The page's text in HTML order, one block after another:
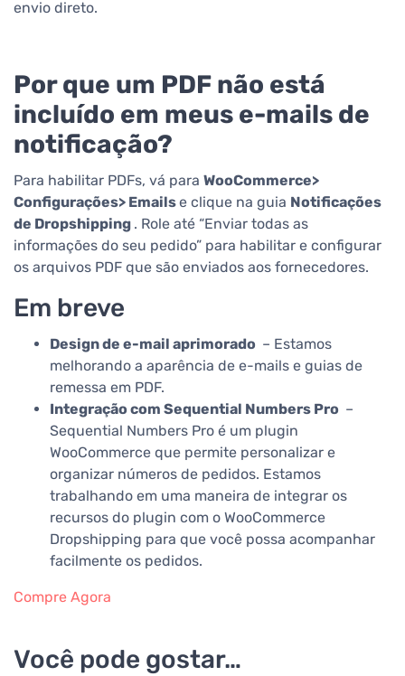
envio direto.
Por que um PDF não está
incluído em meus e-mails de
notificação?
Para habilitar PDFs, vá para WooCommerce>
Configurações> Emailse clique na guia Notificações
de Dropshipping . Role até “Enviar todas as
informações do seu pedido” para habilitar e configurar
os arquivos PDF que são enviados aos fornecedores.
Em breve
Design de e-mail aprimorado – Estamos
melhorando a aparência de e-mails e guias de
remessa em PDF.
Integração com Sequential Numbers Pro –
Sequential Numbers Pro é um plugin
WooCommerce que permite personalizar e
organizar números de pedidos. Estamos
trabalhando em uma maneira de integrar os
recursos do plugin com o WooCommerce
Dropshipping para que você possa acompanhar
facilmente os pedidos.
Compre Agora
Você pode gostar…